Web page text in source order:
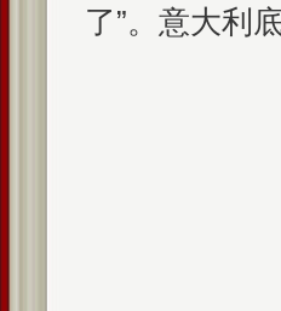
了”。意大利